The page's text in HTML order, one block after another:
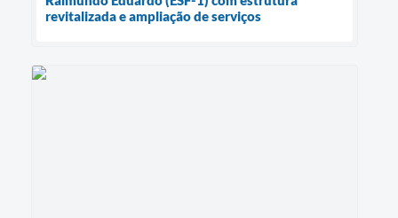
revitalizada e ampliação de serviços